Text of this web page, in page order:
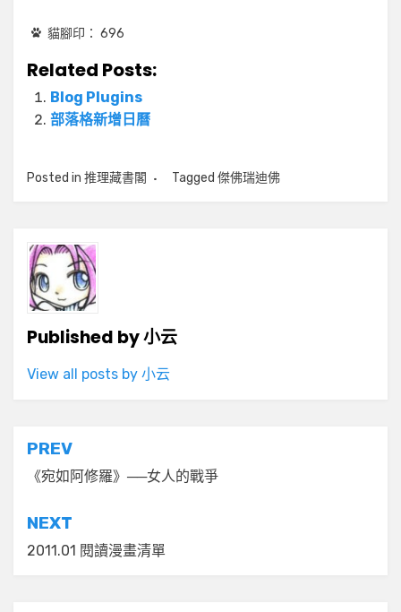
貓腳印： 696
Related Posts:
Blog Plugins
部落格新增日曆
Posted in 推理藏書閣 Tagged 傑佛瑞迪佛
Published by小云
View all posts by 小云
文
章
導
覽
PREV
《宛如阿修羅》──女人的戰爭
NEXT
2011.01 閱讀漫畫清單